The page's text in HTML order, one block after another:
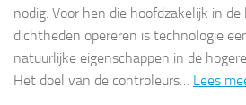
nodig. Voor hen die hoofdzakelijk in
dichtheden opereren is technologie
natuurlijke eigenschappen in de
Het doel van de controleurs… Lees